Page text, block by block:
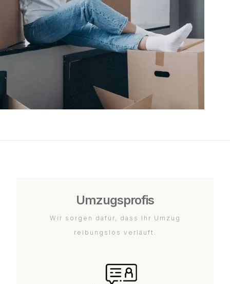
Umzugsprofis
Wir sorgen dafür, dass Ihr Umzug
reibungslos verläuft.